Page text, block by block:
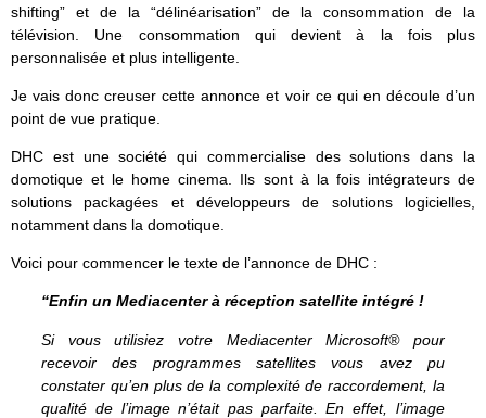
shifting” et de la “délinéarisation” de la consommation de la
télévision. Une consommation qui devient à la fois plus
personnalisée et plus intelligente.
Je vais donc creuser cette annonce et voir ce qui en découle d’un
point de vue pratique.
DHC est une société qui commercialise des solutions dans la
domotique et le home cinema. Ils sont à la fois intégrateurs de
solutions packagées et développeurs de solutions logicielles,
notamment dans la domotique.
Voici pour commencer le texte de l’annonce de DHC :
“Enfin un Mediacenter à réception satellite intégré !
Si vous utilisiez votre Mediacenter Microsoft® pour
recevoir des programmes satellites vous avez pu
constater qu’en plus de la complexité de raccordement, la
qualité de l’image n’était pas parfaite. En effet, l’image